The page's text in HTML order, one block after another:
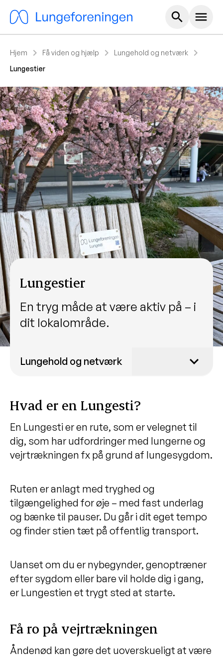
search Hoved
menu
Hjem chevron_right Få viden og hjælp chevron_right Lungehold og netværk chevron_right
Lungestier
Lungestier
En tryg måde at være aktiv på – i
dit lokalområde.
Lungehold og netværk
Træningsnetværk
Lokalafdelinger
Lungecaféer
Lungestier
Hvad er en Lungesti?
En Lungesti er en rute, som er velegnet til
dig, som har udfordringer med lungerne og
vejrtrækningen fx på grund af lungesygdom.
Ruten er anlagt med tryghed og
tilgængelighed for øje – med fast underlag
og bænke til pauser. Du går i dit eget tempo
og finder stien tæt på offentlig transport.
Uanset om du er nybegynder, genoptræner
efter sygdom eller bare vil holde dig i gang,
er Lungestien et trygt sted at starte.
Få ro på vejrtrækningen
Åndenød kan gøre det uoverskueligt at være